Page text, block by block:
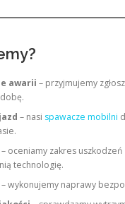
awarii – przyjmujemy
– nasi spawacze mobilni
– oceniamy zakres
technologię.
– wykonujemy naprawy